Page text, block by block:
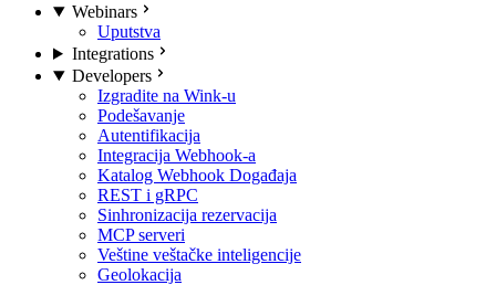
Webinars
Uputstva
Integrations
Developers
Izgradite na Wink-u
Podešavanje
Autentifikacija
Integracija Webhook-a
Katalog Webhook Događaja
REST i gRPC
Sinhronizacija rezervacija
MCP serveri
Veštine veštačke inteligencije
Geolokacija